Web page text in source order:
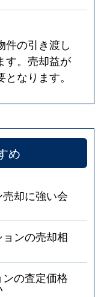
件の引き渡し
す。売却益が
なります。
め
却に強い会
ンの売却相
の査定価格